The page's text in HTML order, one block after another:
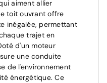
aiment allier
toit ouvrant offre
inégalée, permettant
trajet en
d'un moteur
une conduite
de l'environnement
énergétique. Ce